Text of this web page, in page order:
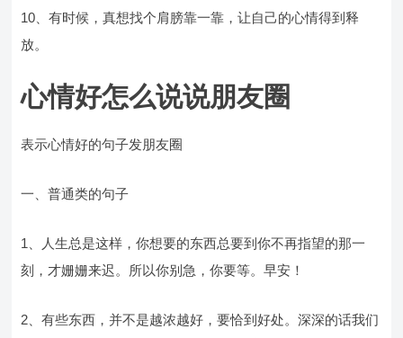
10、有时候，真想找个肩膀靠一靠，让自己的心情得到释
放。
心情好怎么说说朋友圈
表示心情好的句子发朋友圈
一、普通类的句子
1、人生总是这样，你想要的东西总要到你不再指望的那一
刻，才姗姗来迟。所以你别急，你要等。早安！
2、有些东西，并不是越浓越好，要恰到好处。深深的话我们